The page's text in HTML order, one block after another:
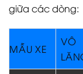
giữa các dòng:
MẪU XE
VÔ